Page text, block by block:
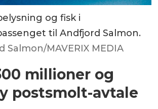
og fisk i
til Andfjord Salmon.
Salmon/MAVERIX MEDIA
millioner og
postsmolt-avtale